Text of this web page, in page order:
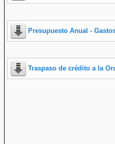
Presupuesto Anual -
Traspaso de crédito a la